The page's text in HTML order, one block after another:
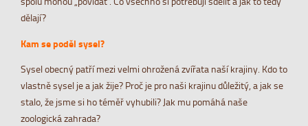
dělají?
Kam se poděl sysel?
Sysel obecný patří mezi velmi ohrožená zvířata naší krajiny. Kdo to
vlastně sysel je a jak žije? Proč je pro naši krajinu důležitý, a jak se
stalo, že jsme si ho téměř vyhubili? Jak mu pomáhá naše
zoologická zahrada?